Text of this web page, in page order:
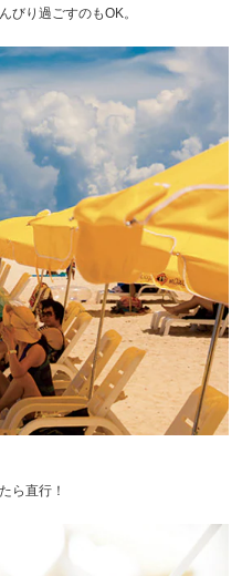
り過ごすのもOK。
ら直行！